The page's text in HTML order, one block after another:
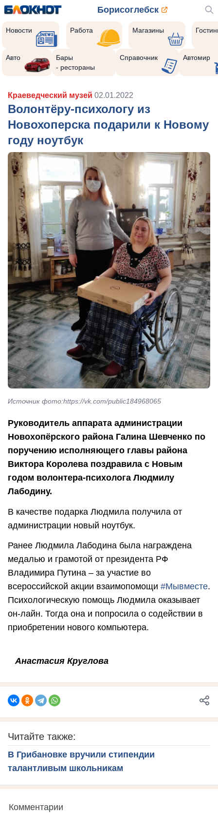
Борисоглебск
Новости Работа Магазины
Авто
Бары
- рестораны
Справочник Автомир
Краеведческий музей 02.01.2022
Волонтёру-психологу из
Новохоперска подарили к Новому
году ноутбук
Источник фото:https://vk.com/public184968065
Руководитель аппарата администрации
Новохопёрского района Галина Шевченко по
поручению исполняющего главы района
Виктора Королева поздравила с Новым
годом волонтера-психолога Людмилу
Лабодину.
В качестве подарка Людмила получила от
администрации новый ноутбук.
Ранее Людмила Лабодина была награждена
медалью и грамотой от президента РФ
Владимира Путина – за участие во
всероссийской акции взаимопомощи #Мывместе.
Психологическую помощь Людмила оказывает
он-лайн. Тогда она и попросила о содействии в
приобретении нового компьютера.
Анастасия Круглова
Читайте также:
В Грибановке вручили стипендии
талантливым школьникам
Комментарии